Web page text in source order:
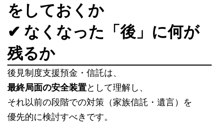
をしておくか
✔ なくなった「後」に何が
残るか
後見制度支援預金・信託は、
最終局面の安全装置として理解し、
それ以前の段階での対策（家族信託・遺言）を
優先的に検討すべきです。